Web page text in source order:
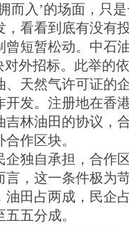
而入’的场面，只
看看到底有没有
曾短暂松动。中石
外招标。此举的
天然气许可证的
发。注册地在香
林油田的协议，
作区块。
独自承担，合作
，这一条件极为
田占两成，民企
五分成。